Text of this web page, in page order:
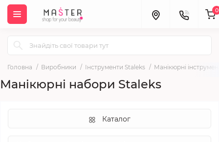
0
Головна Виробники Інструменти Staleks Манікюрні
Манікюрні набори Staleks
Каталог